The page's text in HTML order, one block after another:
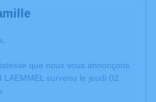
que nous vous annonçons
survenu le jeudi 02